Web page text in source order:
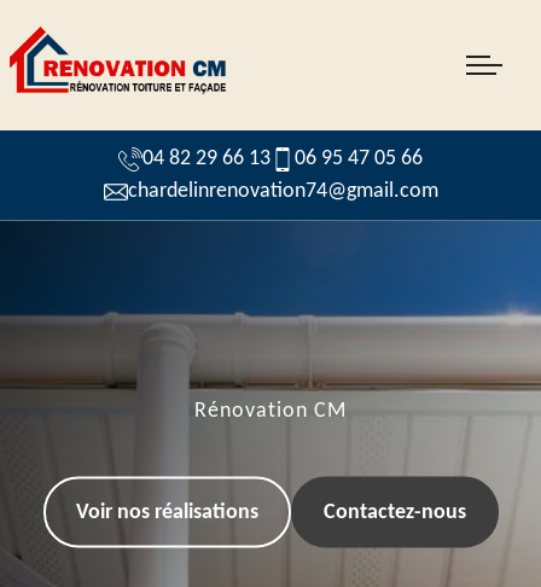
04 82 29 66 13
06 95 47 05 66
chardelinrenovation74@gmail.com
Rénovation CM
Voir nos réalisations Contactez-nous